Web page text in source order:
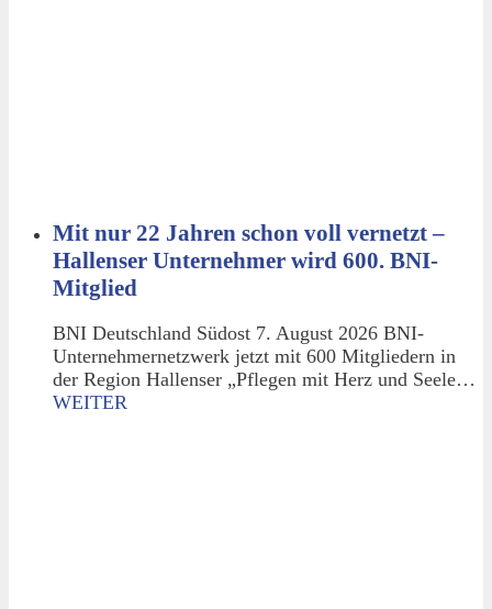
Mit nur 22 Jahren schon voll vernetzt –
Hallenser Unternehmer wird 600. BNI-
Mitglied
BNI Deutschland Südost 7. August 2026 BNI-
Unternehmernetzwerk jetzt mit 600 Mitgliedern in
der Region Hallenser „Pflegen mit Herz und Seele…
WEITER